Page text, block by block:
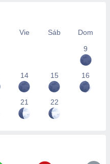
Vie Sáb
Dom
9
14 15 16
21 22